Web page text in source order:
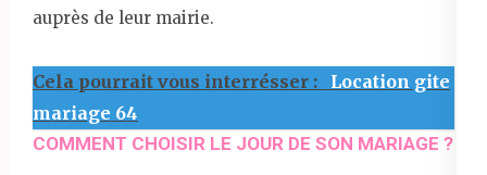
auprès de leur mairie.
Cela pourrait vous interrésser :
Location gite
mariage 64
COMMENT CHOISIR LE JOUR DE SON MARIAGE ?